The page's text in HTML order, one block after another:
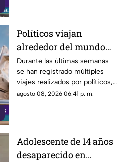
Políticos viajan
alrededor del mundo
sin ninguna
preocupación
Durante las últimas semanas
se han registrado múltiples
viajes realizados por políticos,
sin que hasta el momento
elevado gasto que han
generado.
agosto 08, 2026 06:41 p. m.
Adolescente de 14 años
desaparecido en